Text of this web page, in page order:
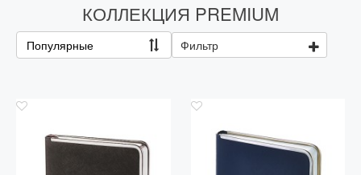
КОЛЛЕКЦИЯ PREMIUM
Популярные Фильтр
Ежедневники
Все ежедневники
Премиум
Portobello